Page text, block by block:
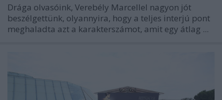
Drága olvasóink, Verebély Marcellel nagyon jót
beszélgettünk, olyannyira, hogy a teljes interjú pont
meghaladta azt a karakterszámot, amit egy átlag ...